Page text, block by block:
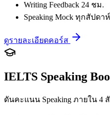
Writing Feedback 24 ชม.
Speaking Mock ทุกสัปดาห์
ดูรายละเอียดคอร์ส
IELTS Speaking
ดันคะแนน Speaking ภายใน 4